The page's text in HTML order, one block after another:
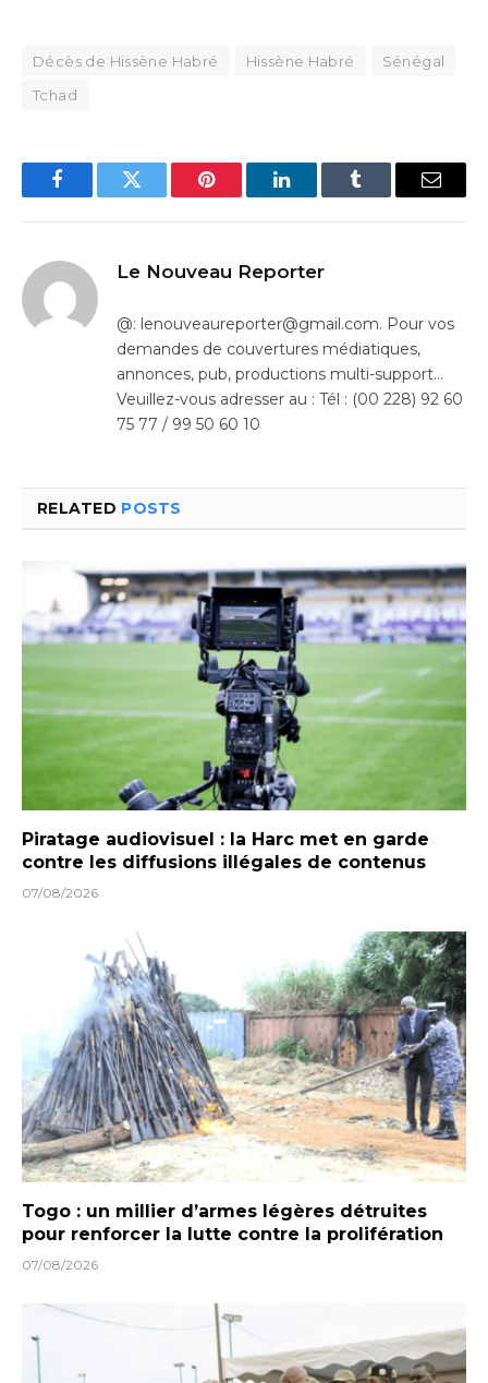
Décès de Hissène Habré Hissène Habré
Sénégal
Tchad
FacebookTwitter Pinterest LinkedInTumblr Email
Le Nouveau Reporter
@: lenouveaureporter@gmail.com. Pour vos
demandes de couvertures médiatiques,
annonces, pub, productions multi-support…
Veuillez-vous adresser au : Tél : (00 228) 92 60
75 77 / 99 50 60 10
RELATED POSTS
Piratage audiovisuel : la Harc met en garde
contre les diffusions illégales de contenus
07/08/2026
Togo : un millier d’armes légères détruites
pour renforcer la lutte contre la prolifération
07/08/2026